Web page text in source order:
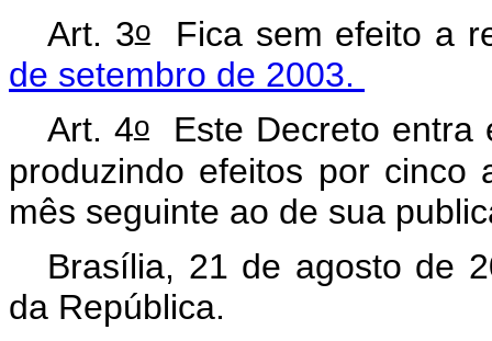
Art. 3oFica sem efeito a
de setembro de 2003.
Art. 4oEste Decreto entra
produzindo efeitos por
mês seguinte ao de sua
Brasília, 21 de agosto de
da República.